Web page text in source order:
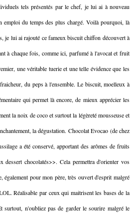
tels présentés par le chef, je lui ai à nouveau
du temps des plus chargé. Voilà pourquoi, là
je lui ai rajouté ce fameux biscuit chiffon découvert à
à chaque fois, comme ici, parfumé à l'avocat et fruit
une véritable tuerie et une telle évidence que les
du peps à l'ensemble. Le biscuit, moelleux à
qui permet là encore, de mieux apprécier les
la noix de coco et surtout la légèreté mousseuse et
la dégustation. Chocolat Evocao (de chez
a été conservé, apportant des arômes de fruits
chocolatés>>. Cela permettra d'orienter vos
pour mon père, très ouvert d'esprit malgré
Réalisable par ceux qui maitrisent les bases de la
surtout, n'oubliez pas de garder le sourire malgré le